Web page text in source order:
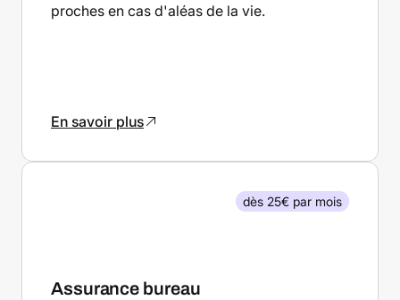
proches en cas d'aléas de la vie.
En savoir plus
Assurance bureau
dès 25€ par mois